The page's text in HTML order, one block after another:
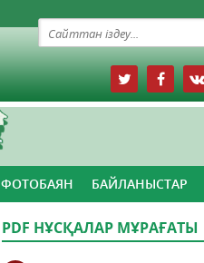
ФОТОБАЯН БАЙЛАНЫСТАР
PDF НҰСҚАЛАР МҰРАҒАТЫ